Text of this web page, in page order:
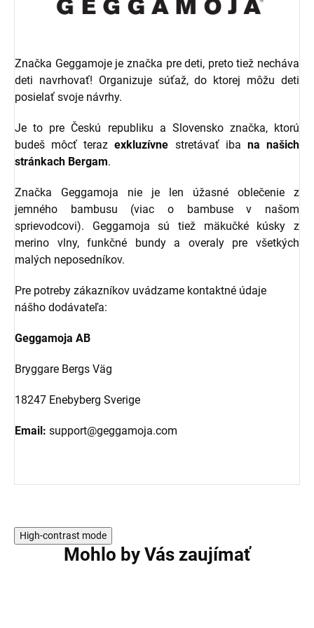
Značka Geggamoje je značka pre deti, preto tiež necháva
deti navrhovať! Organizuje súťaž, do ktorej môžu deti
posielať svoje návrhy.
Je to pre Českú republiku a Slovensko značka, ktorú
budeš môcť terazexkluzívne stretávať iba na našich
stránkach Bergam.
Značka Geggamoja nie je len úžasné oblečenie z
jemného bambusu (viac o bambuse v našom
sprievodcovi). Geggamoja sú tiež mäkučké kúsky z
merino vlny, funkčné bundy a overaly pre všetkých
malých neposedníkov.
Pre potreby zákazníkov uvádzame kontaktné údaje
nášho dodávateľa:
Geggamoja AB
Bryggare Bergs Väg
18247 Enebyberg Sverige
Email: support@geggamoja.com
High-contrast mode
Mohlo by Vás zaujímať